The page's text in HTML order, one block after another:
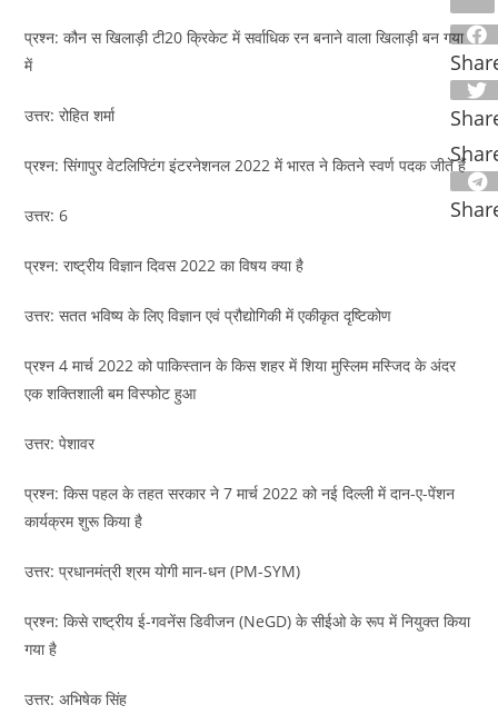
प्रश्न: कौन स खिलाड़ी टी20 क्रिकेट में सर्वाधिक रन बनाने वाला खिलाड़ी बन गया
में
उत्तर: रोहित शर्मा
प्रश्न: सिंगापुर वेटलिफ्टिंग इंटरनेशनल 2022 में भारत ने कितने स्वर्ण पदक जीते हैं
उत्तर: 6
प्रश्न: राष्ट्रीय विज्ञान दिवस 2022 का विषय क्या है
उत्तर: सतत भविष्य के लिए विज्ञान एवं प्रौद्योगिकी में एकीकृत दृष्टिकोण
प्रश्न 4 मार्च 2022 को पाकिस्तान के किस शहर में शिया मुस्लिम मस्जिद के अंदर
एक शक्तिशाली बम विस्फोट हुआ
उत्तर: पेशावर
प्रश्न: किस पहल के तहत सरकार ने 7 मार्च 2022 को नई दिल्ली में दान-ए-पेंशन
कार्यक्रम शुरू किया है
उत्तर: प्रधानमंत्री श्रम योगी मान-धन (PM-SYM)
प्रश्न: किसे राष्ट्रीय ई-गवनेंस डिवीजन (NeGD) के सीईओ के रूप में नियुक्त किया
गया है
उत्तर: अभिषेक सिंह